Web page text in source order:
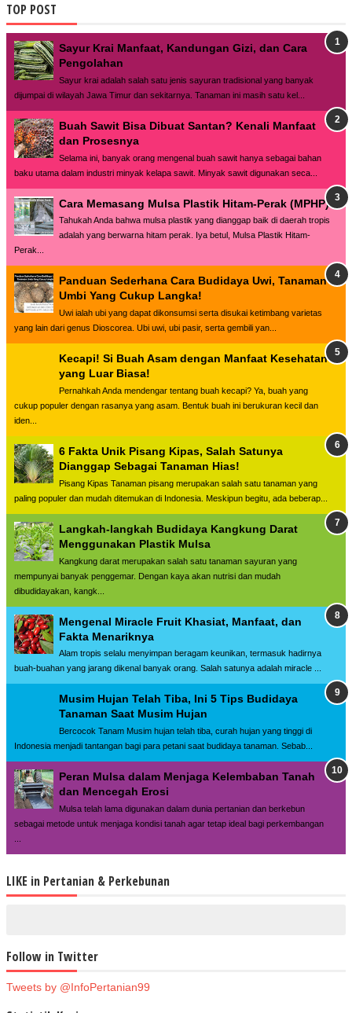
TOP POST
Sayur Krai Manfaat, Kandungan Gizi, dan Cara
Pengolahan
Sayur krai adalah salah satu jenis sayuran tradisional yang banyak
dijumpai di wilayah Jawa Timur dan sekitarnya. Tanaman ini masih satu kel...
Buah Sawit Bisa Dibuat Santan? Kenali Manfaat
dan Prosesnya
Selama ini, banyak orang mengenal buah sawit hanya sebagai bahan
baku utama dalam industri minyak kelapa sawit. Minyak sawit digunakan seca...
Cara Memasang Mulsa Plastik Hitam-Perak (MPHP)
Tahukah Anda bahwa mulsa plastik yang dianggap baik di daerah tropis
adalah yang berwarna hitam perak. Iya betul, Mulsa Plastik Hitam-
Perak...
Panduan Sederhana Cara Budidaya Uwi, Tanaman
Umbi Yang Cukup Langka!
Uwi ialah ubi yang dapat dikonsumsi serta disukai ketimbang varietas
yang lain dari genus Dioscorea. Ubi uwi, ubi pasir, serta gembili yan...
Kecapi! Si Buah Asam dengan Manfaat Kesehatan
yang Luar Biasa!
Pernahkah Anda mendengar tentang buah kecapi? Ya, buah yang
cukup populer dengan rasanya yang asam. Bentuk buah ini berukuran kecil dan
iden...
6 Fakta Unik Pisang Kipas, Salah Satunya
Dianggap Sebagai Tanaman Hias!
Pisang Kipas Tanaman pisang merupakan salah satu tanaman yang
paling populer dan mudah ditemukan di Indonesia. Meskipun begitu, ada beberap...
Langkah-langkah Budidaya Kangkung Darat
Menggunakan Plastik Mulsa
Kangkung darat merupakan salah satu tanaman sayuran yang
mempunyai banyak penggemar. Dengan kaya akan nutrisi dan mudah
dibudidayakan, kangk...
Mengenal Miracle Fruit Khasiat, Manfaat, dan
Fakta Menariknya
Alam tropis selalu menyimpan beragam keunikan, termasuk hadirnya
buah-buahan yang jarang dikenal banyak orang. Salah satunya adalah miracle ...
Musim Hujan Telah Tiba, Ini 5 Tips Budidaya
Tanaman Saat Musim Hujan
Bercocok Tanam Musim hujan telah tiba, curah hujan yang tinggi di
Indonesia menjadi tantangan bagi para petani saat budidaya tanaman. Sebab...
Peran Mulsa dalam Menjaga Kelembaban Tanah
dan Mencegah Erosi
Mulsa telah lama digunakan dalam dunia pertanian dan berkebun
sebagai metode untuk menjaga kondisi tanah agar tetap ideal bagi perkembangan
LIKE in Pertanian & Perkebunan
Follow in Twitter
Tweets by @InfoPertanian99